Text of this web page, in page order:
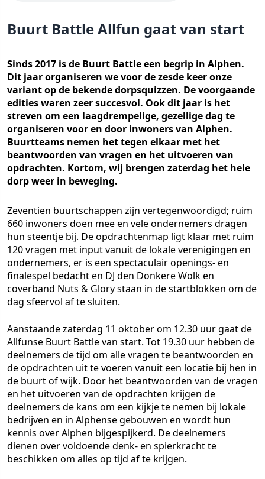
Buurt Battle Allfun gaat van start
Sinds 2017 is de Buurt Battle een begrip in Alphen.
Dit jaar organiseren we voor de zesde keer onze
variant op de bekende dorpsquizzen. De voorgaande
edities waren zeer succesvol. Ook dit jaar is het
streven om een laagdrempelige, gezellige dag te
organiseren voor en door inwoners van Alphen.
Buurtteams nemen het tegen elkaar met het
beantwoorden van vragen en het uitvoeren van
opdrachten. Kortom, wij brengen zaterdag het hele
dorp weer in beweging.
Zeventien buurtschappen zijn vertegenwoordigd; ruim
660 inwoners doen mee en vele ondernemers dragen
hun steentje bij. De opdrachtenmap ligt klaar met ruim
120 vragen met input vanuit de lokale verenigingen en
ondernemers, er is een spectaculair openings- en
finalespel bedacht en DJ den Donkere Wolk en
coverband Nuts & Glory staan in de startblokken om de
dag sfeervol af te sluiten.
Aanstaande zaterdag 11 oktober om 12.30 uur gaat de
Allfunse Buurt Battle van start. Tot 19.30 uur hebben de
deelnemers de tijd om alle vragen te beantwoorden en
de opdrachten uit te voeren vanuit een locatie bij hen in
de buurt of wijk. Door het beantwoorden van de vragen
en het uitvoeren van de opdrachten krijgen de
deelnemers de kans om een kijkje te nemen bij lokale
bedrijven en in Alphense gebouwen en wordt hun
kennis over Alphen bijgespijkerd. De deelnemers
dienen over voldoende denk- en spierkracht te
beschikken om alles op tijd af te krijgen.